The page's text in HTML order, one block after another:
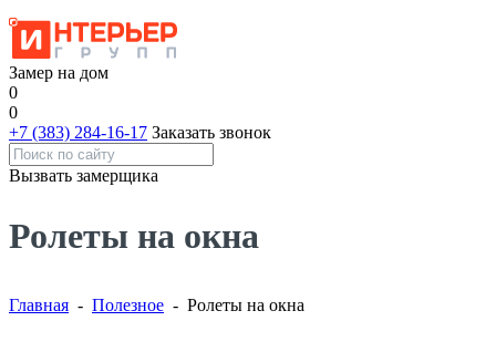
Замер на дом
0
0
+7 (383) 284-16-17 Заказать звонок
Вызвать замерщика
Ролеты на окна
Главная - Полезное - Ролеты на окна